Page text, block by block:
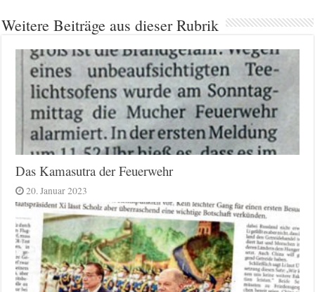
Weitere Beiträge aus dieser Rubrik
Das Kamasutra der Feuerwehr
20. Januar 2023